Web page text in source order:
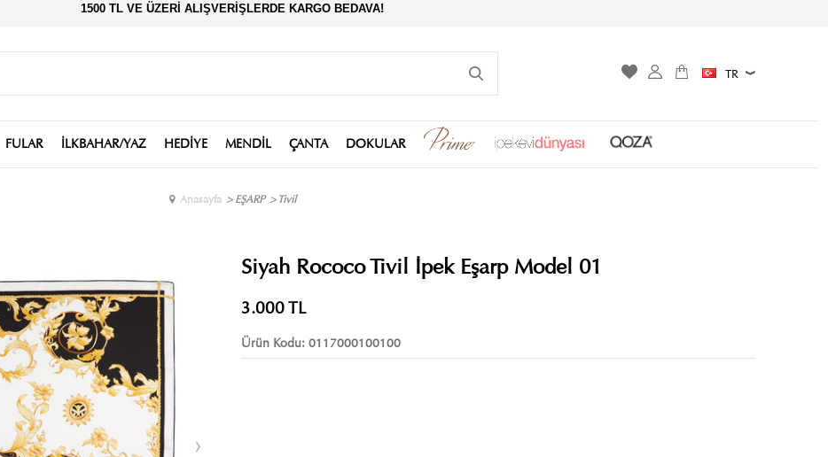
1500 TL VE ÜZERİ ALIŞVERİŞLERDE KARGO BEDAVA!
TR
FULAR İLKBAHAR/YAZ HEDİYE MENDİL ÇANTA DOKULAR
Anasayfa >EŞARP >Tivil
Siyah Rococo Tivil İpek Eşarp Model 01
3.000TL
Ürün Kodu: 0117000100100